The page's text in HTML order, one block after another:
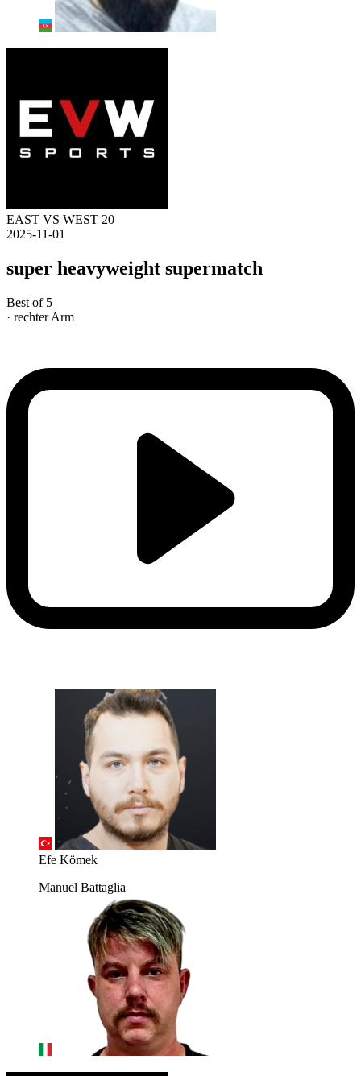
EAST VS WEST 20
2025-11-01
super heavyweight supermatch
Best of 5
· rechter Arm
Efe Kömek
Manuel Battaglia